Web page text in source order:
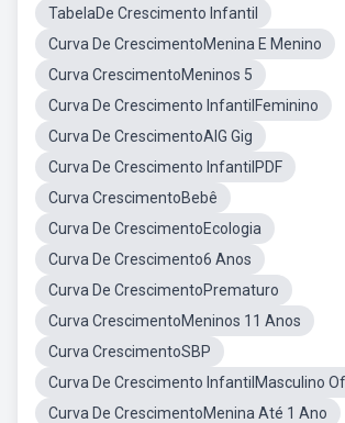
TabelaDe Crescimento Infantil
Curva De CrescimentoMenina E Menino
Curva CrescimentoMeninos 5
Curva De Crescimento InfantilFeminino
Curva De CrescimentoAIG Gig
Curva De Crescimento InfantilPDF
Curva CrescimentoBebê
Curva De CrescimentoEcologia
Curva De Crescimento6 Anos
Curva De CrescimentoPrematuro
Curva CrescimentoMeninos 11 Anos
Curva CrescimentoSBP
Curva De Crescimento InfantilMasculino
Curva De CrescimentoMenina Até 1 Ano